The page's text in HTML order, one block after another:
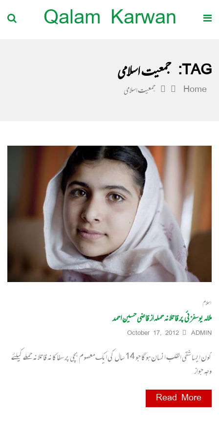
Qalam Karwan
TAG: جمعیت اسلامی
Home جمعیت اسلامی
اسلام
ملالہ یوسفزئی پر قاتلانہ حملہ از قاضی حسین احمد
ADMIN
October 17, 2012
کون ایسا شقی القلب انسان ہوگا جو 14 سال کی ایک معصوم بچی پر سفاکانہ قاتلانہ حملے کیلئے
وجہ جواز
Read More